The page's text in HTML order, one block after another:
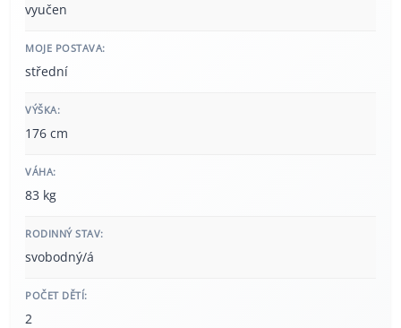
vyučen
MOJE POSTAVA:
střední
VÝŠKA:
176 cm
VÁHA:
83 kg
RODINNÝ STAV:
svobodný/á
POČET DĚTÍ:
2